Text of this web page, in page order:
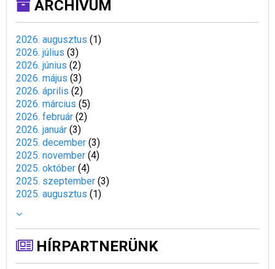
ARCHÍVUM
2026. augusztus (1)
2026. július (3)
2026. június (2)
2026. május (3)
2026. április (2)
2026. március (5)
2026. február (2)
2026. január (3)
2025. december (3)
2025. november (4)
2025. október (4)
2025. szeptember (3)
2025. augusztus (1)
HÍRPARTNERÜNK